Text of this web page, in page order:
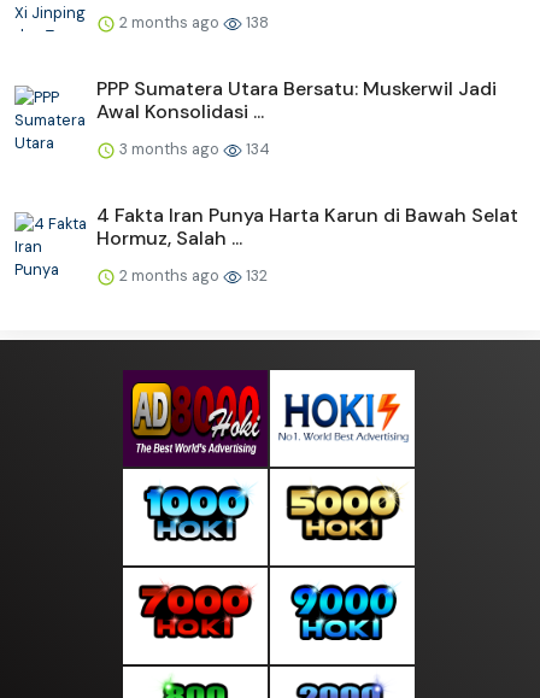
2 months ago 138
PPP Sumatera Utara Bersatu: Muskerwil Jadi
Awal Konsolidasi ...
3 months ago 134
4 Fakta Iran Punya Harta Karun di Bawah Selat
Hormuz, Salah ...
2 months ago 132